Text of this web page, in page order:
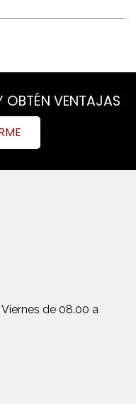
OBTÉN VENTAJAS
de 08.00 a